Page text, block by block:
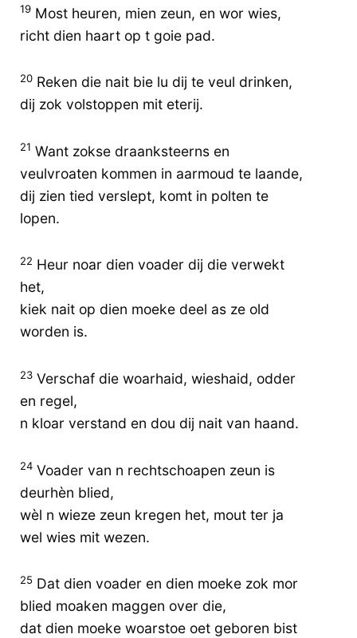
19 Most heuren, mien zeun, en wor wies,
richt dien haart op t goie pad.
20 Reken die nait bie lu dij te veul drinken,
dij zok volstoppen mit eterij.
21 Want zokse draanksteerns en
veulvroaten kommen in aarmoud te laande,
dij zien tied verslept, komt in polten te
lopen.
22 Heur noar dien voader dij die verwekt
het,
kiek nait op dien moeke deel as ze old
worden is.
23 Verschaf die woarhaid, wieshaid, odder
en regel,
n kloar verstand en dou dij nait van haand.
24 Voader van n rechtschoapen zeun is
deurhèn blied,
wèl n wieze zeun kregen het, mout ter ja
wel wies mit wezen.
25 Dat dien voader en dien moeke zok mor
blied moaken maggen over die,
dat dien moeke woarstoe oet geboren bist